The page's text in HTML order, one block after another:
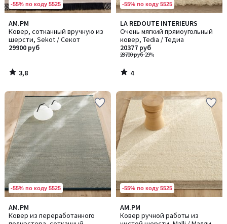
-55% по коду 5525
AM.PM
Ковер, сотканный вручную из
шерсти, Sekot / Секот
29900 руб
3,8
/ 5
3,8
/
-55% по коду 5525
LA REDOUTE INTERIEURS
Очень мягкий прямоугольный
ковер, Tedia / Тедиа
28700 руб-29%
20377 руб
4
/
5
4
/
-55% по коду 5525
AM.PM
Ковер из переработанного
5
/
-55% по коду 5525
AM.PM
Ковер ручной работы из
3
/